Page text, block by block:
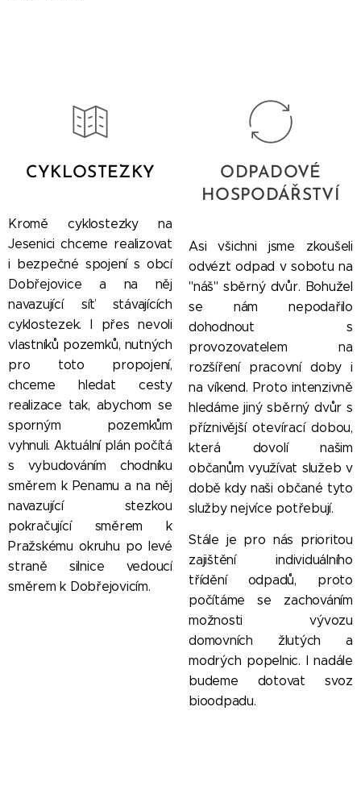
CYKLOSTEZKY
Kromě cyklostezky na
Jesenici chceme realizovat
i bezpečné spojení s obcí
Dobřejovice a na něj
navazující síť stávajících
cyklostezek. I přes nevoli
vlastníků pozemků, nutných
pro toto propojení,
chceme hledat cesty
realizace tak, abychom se
sporným pozemkům
vyhnuli. Aktuální plán počítá
s vybudováním chodníku
směrem k Penamu a na něj
navazující stezkou
pokračující směrem k
Pražskému okruhu po levé
straně silnice vedoucí
směrem k Dobřejovicím.
ODPADOVÉ
HOSPODÁŘSTVÍ
Asi všichni jsme zkoušeli
odvézt odpad v sobotu na
"náš" sběrný dvůr. Bohužel
se nám nepodařilo
dohodnout s
provozovatelem na
rozšíření pracovní doby i
na víkend. Proto intenzivně
hledáme jiný sběrný dvůr s
příznivější otevírací dobou,
která dovolí našim
občanům využívat služeb v
době kdy naši občané tyto
služby nejvíce potřebují.
Stále je pro nás prioritou
zajištění individuálního
třídění odpadů, proto
počítáme se zachováním
možnosti vývozu
domovních žlutých a
modrých popelnic. I nadále
budeme dotovat svoz
bioodpadu.